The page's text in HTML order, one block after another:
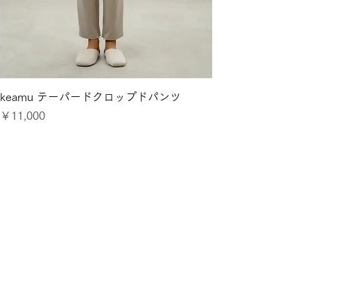
クイックビュー
keamu テーパードクロップドパンツ
価格
￥11,000